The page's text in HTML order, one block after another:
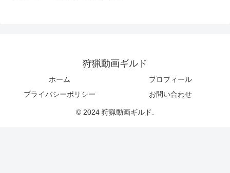
狩猟動画ギルド
ホーム
プロフィール
プライバシーポリシー
お問い合わせ
© 2024 狩猟動画ギルド.